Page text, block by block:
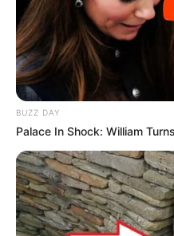
BUZZ DAY
Palace In Shock: William